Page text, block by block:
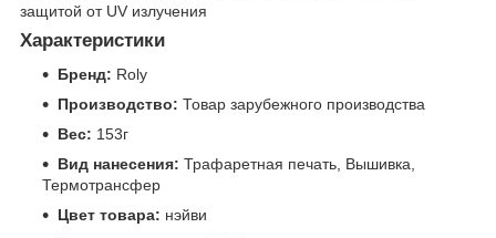
защитой от UV излучения
Характеристики
Бренд: Roly
Производство: Товар зарубежного производства
Вес: 153г
Вид нанесения: Трафаретная печать, Вышивка,
Термотрансфер
Цвет товара: нэйви